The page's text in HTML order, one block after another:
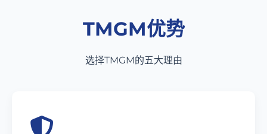
TMGM优势
选择TMGM的五大理由